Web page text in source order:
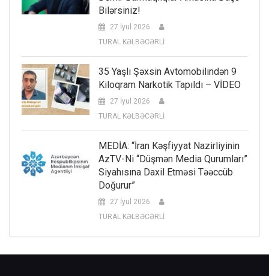
Bilərsiniz!
27 İyul 2026
TURAL KƏLBƏCƏRLİ
35 Yaşlı Şəxsin Avtomobilindən 9
Kiloqram Narkotik Tapıldı – VİDEO
27 İyul 2026
TURAL KƏLBƏCƏRLİ
MEDİA: “İran Kəşfiyyat Nazirliyinin
AzTV-Ni “düşmən Media Qurumları”
Siyahısına Daxil Etməsi Təəccüb
Doğurur”
27 İyul 2026
TURAL KƏLBƏCƏRLİ